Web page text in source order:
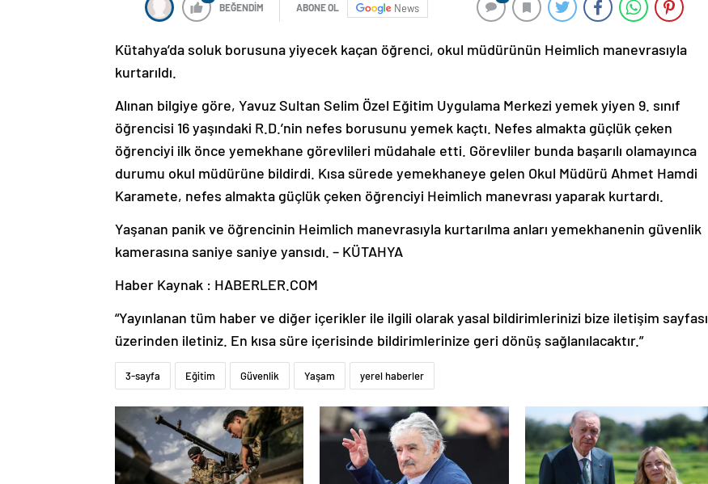
BEĞENDİM ABONE OL News
Kütahya’da soluk borusuna yiyecek kaçan öğrenci, okul müdürünün Heimlich manevrasıyla
kurtarıldı.
Alınan bilgiye göre, Yavuz Sultan Selim Özel Eğitim Uygulama Merkezi yemek yiyen 9. sınıf
öğrencisi 16 yaşındaki R.D.’nin nefes borusunu yemek kaçtı. Nefes almakta güçlük çeken
öğrenciyi ilk önce yemekhane görevlileri müdahale etti. Görevliler bunda başarılı olamayınca
durumu okul müdürüne bildirdi. Kısa sürede yemekhaneye gelen Okul Müdürü Ahmet Hamdi
Karamete, nefes almakta güçlük çeken öğrenciyi Heimlich manevrası yaparak kurtardı.
Yaşanan panik ve öğrencinin Heimlich manevrasıyla kurtarılma anları yemekhanenin güvenlik
kamerasına saniye saniye yansıdı. – KÜTAHYA
Haber Kaynak : HABERLER.COM
“Yayınlanan tüm haber ve diğer içerikler ile ilgili olarak yasal bildirimlerinizi bize iletişim sayfası
üzerinden iletiniz. En kısa süre içerisinde bildirimlerinize geri dönüş sağlanılacaktır.”
3-sayfa Eğitim Güvenlik Yaşam yerel haberler